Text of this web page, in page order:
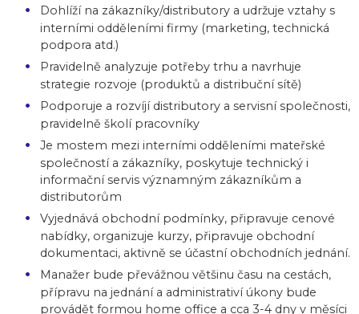
Dohlíží na zákazníky/distributory a udržuje vztahy s
interními odděleními firmy (marketing, technická
podpora atd.)
Pravidelně analyzuje potřeby trhu a navrhuje
strategie rozvoje (produktů a distribuční sítě)
Podporuje a rozvíjí distributory a servisní společnosti,
pravidelně školí pracovníky
Je mostem mezi interními odděleními mateřské
společností a zákazníky, poskytuje technický i
informační servis významným zákazníkům a
distributorům
Vyjednává obchodní podmínky, připravuje cenové
nabídky, organizuje kurzy, připravuje obchodní
dokumentaci, aktivně se účastní obchodních jednání.
Manažer bude převážnou většinu času na cestách,
přípravu na jednání a administrativí úkony bude
provádět formou home office a cca 3-4 dny v měsíci